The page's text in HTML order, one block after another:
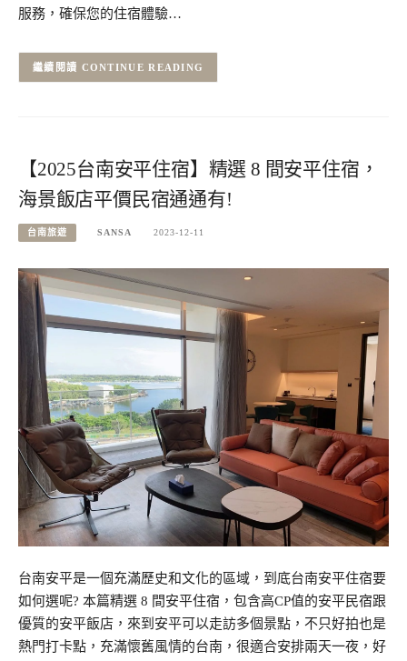
服務，確保您的住宿體驗…
CONTINUE READING
【2025台南安平住宿】精選 8 間安平住宿，
海景飯店平價民宿通通有!
台南旅遊 SANSA 2023-12-11
台南安平是一個充滿歷史和文化的區域，到底台南安平住宿要
如何選呢? 本篇精選 8 間安平住宿，包含高CP值的安平民宿跟
優質的安平飯店，來到安平可以走訪多個景點，不只好拍也是
熱門打卡點，充滿懷舊風情的台南，很適合安排兩天一夜，好